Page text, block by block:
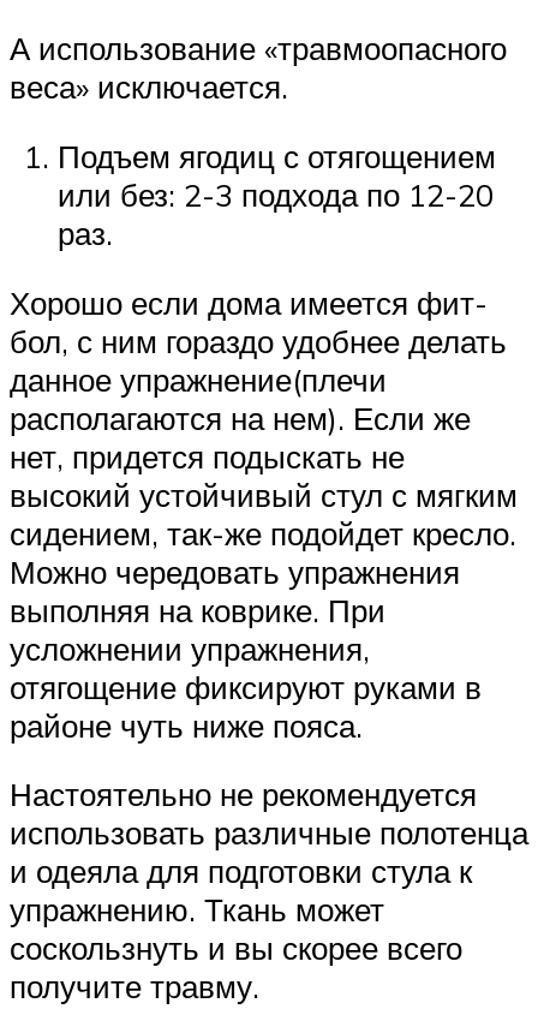
А использование «травмоопасного
веса» исключается.
Подъем ягодиц с отягощением
или без: 2-3 подхода по 12-20
раз.
Хорошо если дома имеется фит-
бол, с ним гораздо удобнее делать
данное упражнение(плечи
располагаются на нем). Если же
нет, придется подыскать не
высокий устойчивый стул с мягким
сидением, так-же подойдет кресло.
Можно чередовать упражнения
выполняя на коврике. При
усложнении упражнения,
отягощение фиксируют руками в
районе чуть ниже пояса.
Настоятельно не рекомендуется
использовать различные полотенца
и одеяла для подготовки стула к
упражнению. Ткань может
соскользнуть и вы скорее всего
получите травму.